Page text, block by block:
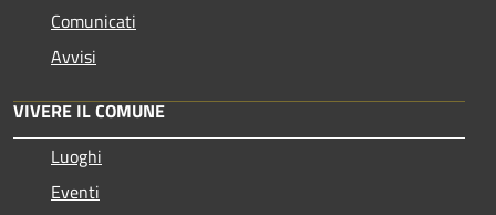
Comunicati
Avvisi
VIVERE IL COMUNE
Luoghi
Eventi